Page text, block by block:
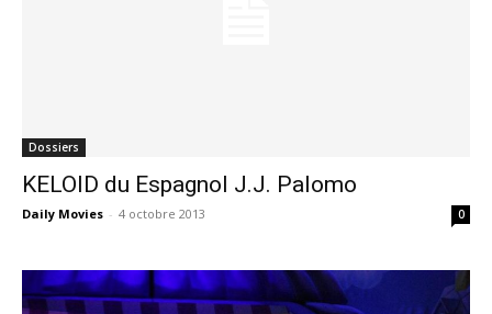
Dossiers
KELOID du Espagnol J.J. Palomo
Daily Movies - 4 octobre 2013 0